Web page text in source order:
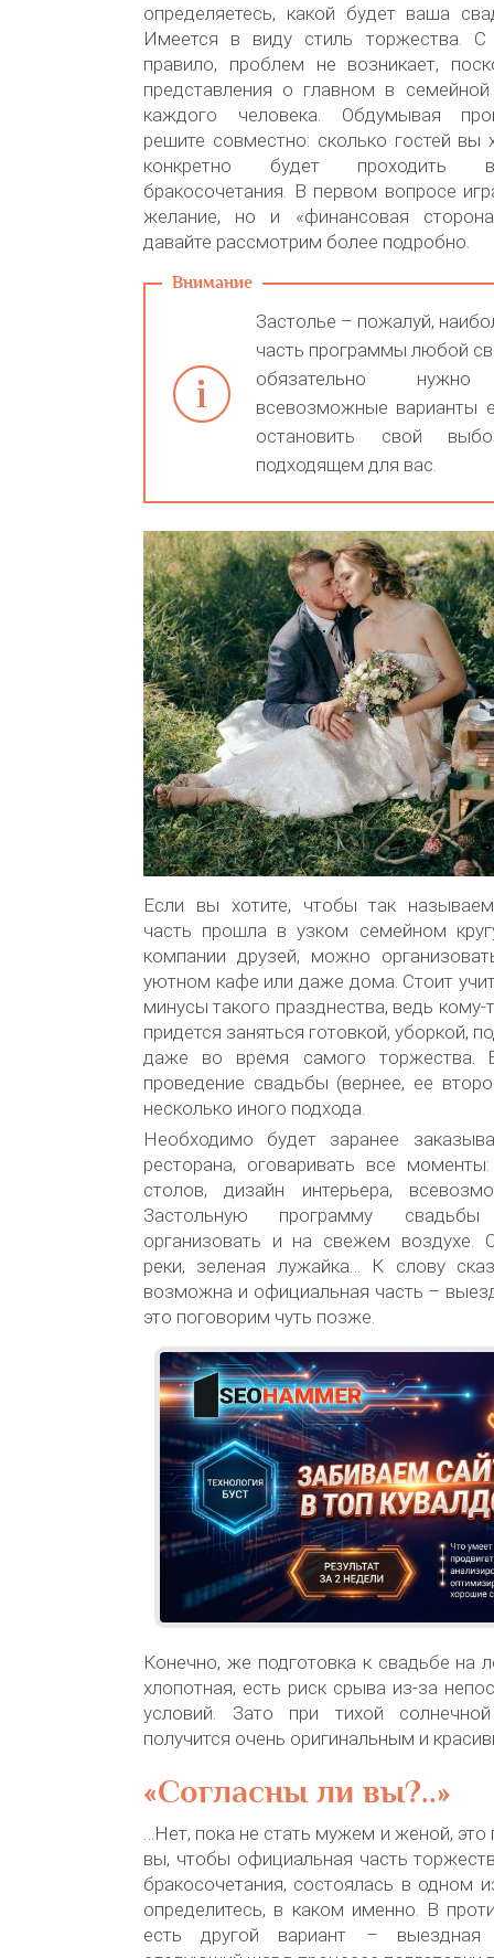
определяетесь, какой будет ваша
Имеется в виду стиль торжества.
правило, проблем не возникает,
представления о главном в
каждого человека. Обдумывая
решите совместно: сколько гостей вы
конкретно будет проходить
бракосочетания. В первом вопросе
желание, но и «финансовая
давайте рассмотрим более подробно.
Застолье – пожалуй,
часть программы любой
обязательно нужно
всевозможные варианты
остановить свой
подходящем для вас.
Если вы хотите, чтобы так
часть прошла в узком семейном
компании друзей, можно
уютном кафе или даже дома. Стоит
минусы такого празднества, ведь кому-
придется заняться готовкой, уборкой,
даже во время самого торжества.
проведение свадьбы (вернее, ее
несколько иного подхода.
Необходимо будет заранее
ресторана, оговаривать все
столов, дизайн интерьера,
Застольную программу
организовать и на свежем воздухе.
реки, зеленая лужайка… К слову
возможна и официальная часть –
это поговорим чуть позже.
Конечно, же подготовка к свадьбе на
хлопотная, есть риск срыва из-за
условий. Зато при тихой
получится очень оригинальным и
«Согласны ли вы?..»
…Нет, пока не стать мужем и женой,
вы, чтобы официальная часть
бракосочетания, состоялась в одном
определитесь, в каком именно. В
есть другой вариант – выездная